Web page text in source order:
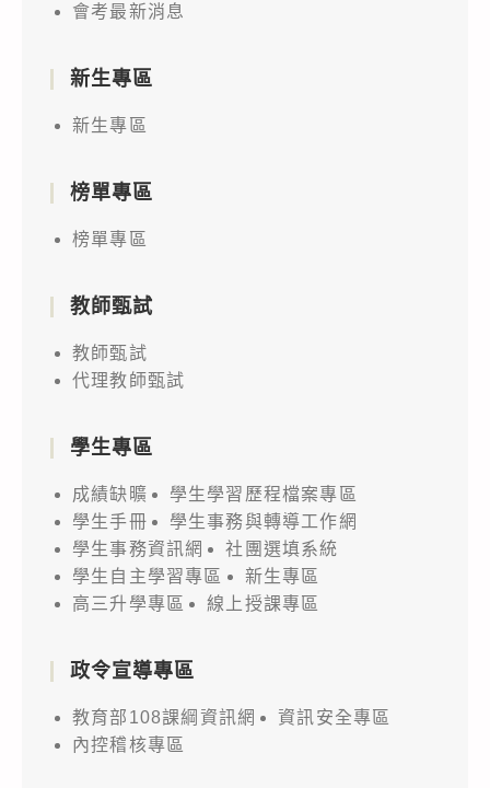
會考最新消息
新生專區
新生專區
榜單專區
榜單專區
教師甄試
教師甄試
代理教師甄試
學生專區
成績缺曠
學生學習歷程檔案專區
學生手冊
學生事務與轉導工作網
學生事務資訊網
社團選填系統
學生自主學習專區
新生專區
高三升學專區
線上授課專區
政令宣導專區
教育部108課綱資訊網
資訊安全專區
內控稽核專區